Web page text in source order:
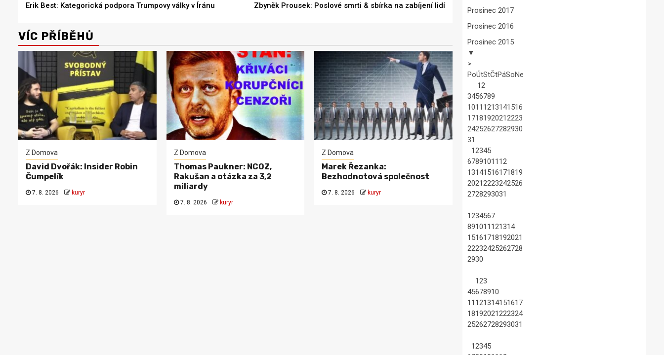
Reading
Erik Best: Kategorická podpora Trumpovy války v Íránu
Zbyněk Prousek: Poslové smrti & sbírka na zabíjení lidí
VÍC PŘÍBĚHŮ
Z Domova
David Dvořák: Insider Robin
Čumpelík
7. 8. 2026 kuryr
Z Domova
Thomas Paukner: NCOZ,
Rakušan a otázka za 3,2
miliardy
7. 8. 2026 kuryr
Z Domova
Marek Řezanka:
Bezhodnotová společnost
7. 8. 2026 kuryr
Prosinec 2017
Prosinec 2016
Prosinec 2015
▼
>
PoÚtStČtPáSoNe
12
3456789
1011 1213141516
17181920212223
24252627282930
31
12345
67891011 12
13141516171819
20212223242526
2728293031
1234567
891011 121314
15161718192021
22232425262728
2930
123
45678910
11 121314151617
18192021222324
25262728293031
12345